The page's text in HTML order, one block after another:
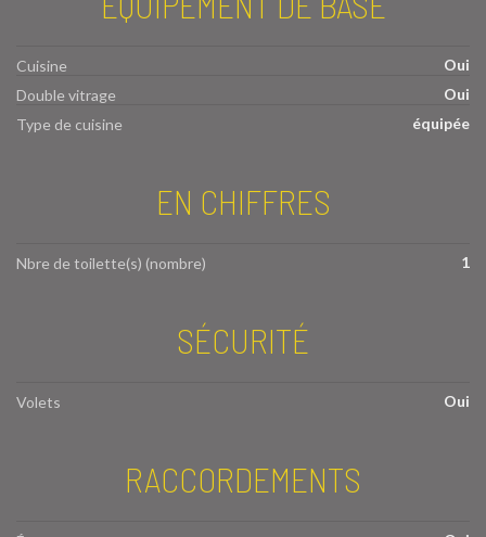
Cuisine
Oui
Double vitrage
Oui
Type de cuisine
équipée
EN CHIFFRES
Nbre de toilette(s) (nombre) 1
SÉCURITÉ
Volets Oui
RACCORDEMENTS